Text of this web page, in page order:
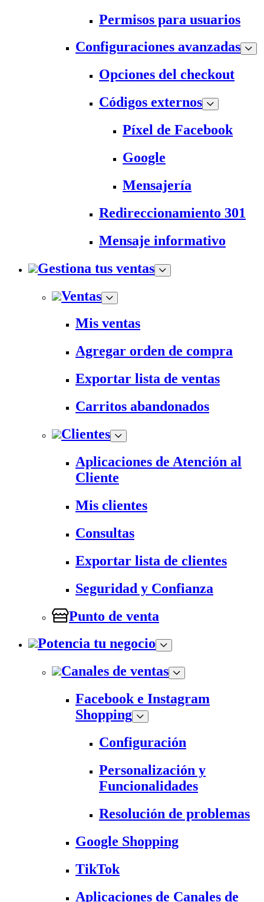
Permisos para usuarios
Configuraciones avanzadas
Opciones del checkout
Códigos externos
Píxel de Facebook
Google
Mensajería
Redireccionamiento 301
Mensaje informativo
Gestiona tus ventas
Ventas
Mis ventas
Agregar orden de compra
Exportar lista de ventas
Carritos abandonados
Clientes
Aplicaciones de Atención al
Cliente
Mis clientes
Consultas
Exportar lista de clientes
Seguridad y Confianza
Punto de venta
Potencia tu negocio
Canales de ventas
Facebook e Instagram
Shopping
Configuración
Personalización y
Funcionalidades
Resolución de problemas
Google Shopping
TikTok
Aplicaciones de Canales de